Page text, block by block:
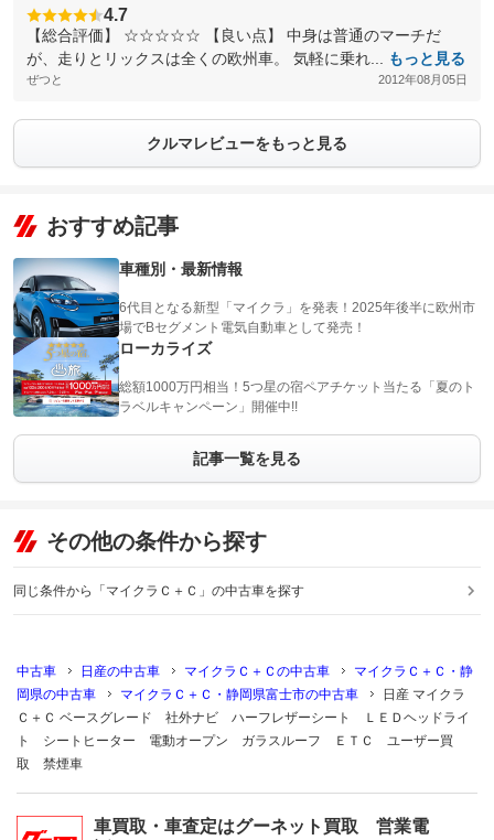
4.7
【総合評価】 ☆☆☆☆☆ 【良い点】 中身は普通のマーチだ
が、走りとリックスは全くの欧州車。 気軽に乗れ...
もっと見る
ぜつと 2012年08月05日
クルマレビューをもっと見る
おすすめ記事
車種別・最新情報
6代目となる新型「マイクラ」を発表！2025年後半に欧州市
場でBセグメント電気自動車として発売！
ローカライズ
総額1000万円相当！5つ星の宿ペアチケット当たる「夏のト
ラベルキャンペーン」開催中!!
記事一覧を見る
その他の条件から探す
同じ条件から「マイクラＣ＋Ｃ」の中古車を探す
中古車 日産の中古車 マイクラＣ＋Ｃの中古車
マイクラＣ＋Ｃ・静
岡県の中古車
マイクラＣ＋Ｃ・静岡県富士市の中古車
日産 マイクラ
Ｃ＋Ｃ ベースグレード 社外ナビ ハーフレザーシート ＬＥＤヘッドライ
ト シートヒーター 電動オープン ガラスルーフ ＥＴＣ ユーザー買
取 禁煙車
車買取・車査定はグーネット買取 営業電